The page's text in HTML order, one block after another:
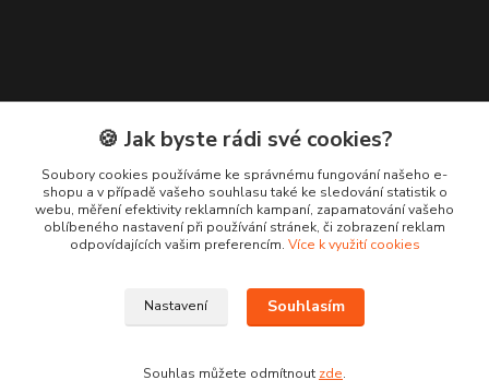
+420 776 619 833
m.francova@maka-design.cz
🍪 Jak byste rádi své cookies?
Soubory cookies používáme ke správnému fungování našeho e-
shopu a v případě vašeho souhlasu také ke sledování statistik o
webu, měření efektivity reklamních kampaní, zapamatování vašeho
oblíbeného nastavení při používání stránek, či zobrazení reklam
odpovídajících vašim preferencím. Více k využití cookies
Nastavení Souhlasím
Souhlas můžete odmítnout zde.